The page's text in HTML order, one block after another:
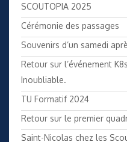
SCOUTOPIA 2025
Cérémonie des passages
Souvenirs d’un samedi
Retour sur l’événement
Inoubliable.
TU Formatif 2024
Retour sur le premier
Saint-Nicolas chez les